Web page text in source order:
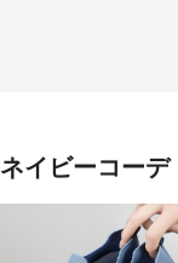
ネイビーコーデ